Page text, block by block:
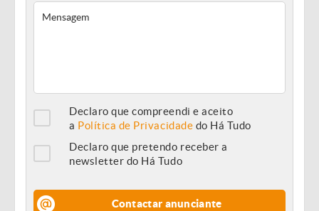
Declaro que compreendi e aceito
a Política de Privacidade do Há Tudo
Declaro que pretendo receber a
newsletter do Há Tudo
Contactar anunciante